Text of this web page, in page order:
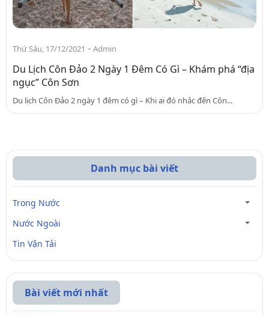
Thứ Sáu, 17/12/2021 - Admin
Du Lịch Côn Đảo 2 Ngày 1 Đêm Có Gì – Khám phá “địa
ngục” Côn Sơn
Du lịch Côn Đảo 2 ngày 1 đêm có gì – Khi ai đó nhắc đến Côn...
Danh mục bài viết
Trong Nước
Nước Ngoài
Tin Vận Tải
Bài viết mới nhất